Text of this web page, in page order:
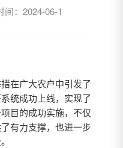
间：2024-06-1
在广大农户中引发了
统成功上线，实现了
目的成功实施，不仅
有力支撑，也进一步